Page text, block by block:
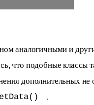
аналогичными и
что подобные классы
дополнительных
.